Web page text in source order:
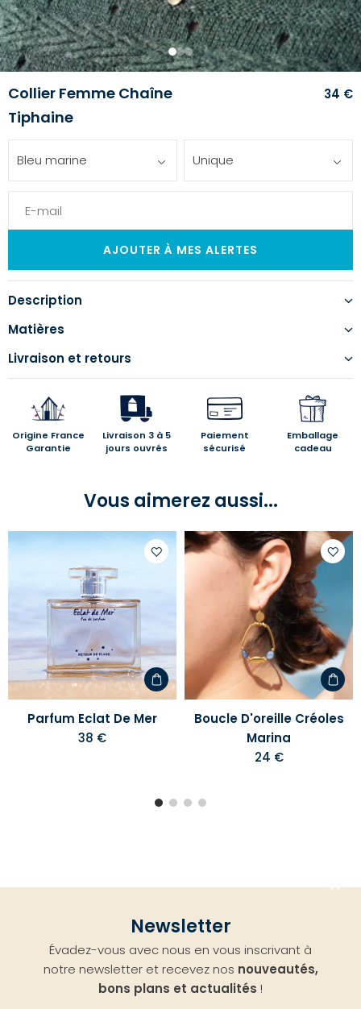
1 23
Collier Femme Chaîne
Tiphaine
34 €
Bleu marine Unique
Description
Matières
Livraison et retours
Origine France
Garantie
Livraison 3 à 5
jours ouvrés
Paiement
sécurisé
Emballage
cadeau
Vous aimerez aussi...
d'envies
Parfum Eclat De Mer
38 €
votre
liste
Boucle D'oreille Créoles
Marina
24 €
Newsletter
Évadez-vous avec nous en vous inscrivant à
notre newsletter et recevez nos nouveautés,
bons plans et actualités !